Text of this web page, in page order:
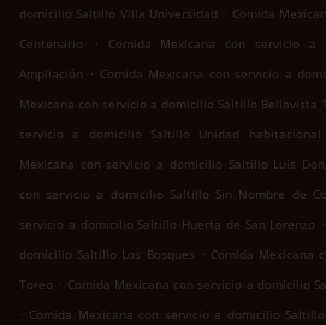
domicilio Saltillo Villa Universidad . Comida
Centenario
.
Comida Mexicana con servicio a
Ampliación . Comida Mexicana con servicio a
Mexicana con servicio a domicilio Saltillo Bellavista
servicio a domicilio Saltillo Unidad habitacional
Mexicana con servicio a domicilio Saltillo Luis
con servicio a domicilio Saltillo Sin Nombre de
servicio a domicilio Saltillo Huerta de San Lorenzo .
domicilio Saltillo Los Bosques . Comida Mexicana
Toreo . Comida Mexicana con servicio a domicilio
. Comida Mexicana con servicio a domicilio